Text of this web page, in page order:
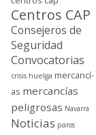
Centros CAP
Consejeros de
Seguridad
Convocatorias
crisis huelga mercancí­
as mercancí­as
peligrosas Navarra
Noticias paros